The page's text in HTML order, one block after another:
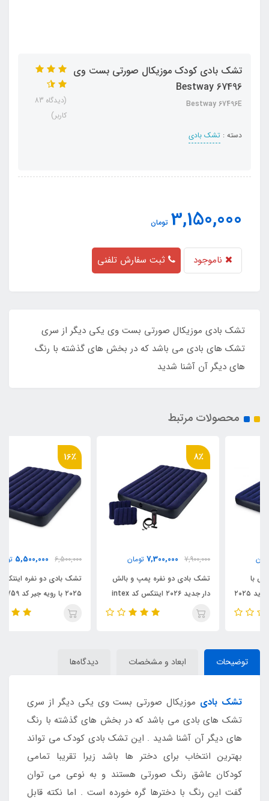
تشک بادی کودک موزیکال صورتی بست وی
Bestway 67496
Bestway 67496E
دسته : تشک بادی
(دیدگاه 83
کاربر)
3,150,000 تومان
ناموجود ثبت سفارش تلفنی
تشک بادی موزیکال صورتی بست وی یکی دیگر از سری
تشک های بادی می باشد که در بخش های گذشته با رنگ
های دیگر آن آشنا شدید
محصولات مرتبط
7,300,000
تومان
تشک بادی دو نفره پمپ و بالش
دار جدید ۲۰۲۶ اینتکس کد intex
64765
5,500,000 تومان
تشک بادی دو نفره اینتکس جدید
۲۰۲۵ با رویه جیر کد intex 6۴759
توضیحات ابعاد و مشخصات دیدگاه‌ها
تشک بادی موزیکال صورتی بست وی یکی دیگر از سری
تشک های بادی می باشد که در بخش های گذشته با رنگ
های دیگر آن آشنا شدید . این تشک بادی کودک می تواند
بهترین انتخاب برای دختر ها باشد زیرا تقریبا تمامی
کودکان عاشق رنگ صورتی هستند و به نوعی می توان
گفت این رنگ با دخترها گره خورده است . اما نکته قابل